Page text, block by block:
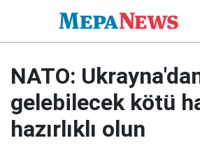
NATO:
gelebilecek kötü
hazırlıklı olun